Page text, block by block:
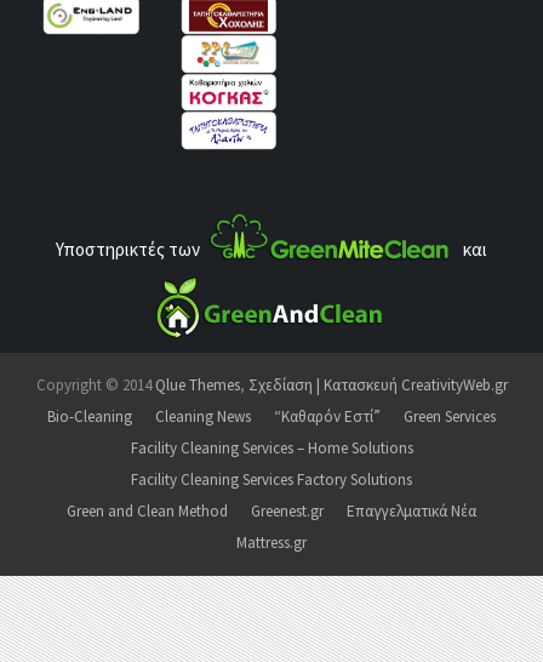
Υποστηρικτές των και
Copyright © 2014Qlue Themes, Σχεδίαση | Κατασκευή CreativityWeb.gr
Bio-Cleaning
Cleaning News “Καθαρόν Εστί”
Green Services
Facility Cleaning Services – Home Solutions
Facility Cleaning Services Factory Solutions
Green and Clean Method
Greenest.gr
Επαγγελματικά Νέα
Mattress.gr